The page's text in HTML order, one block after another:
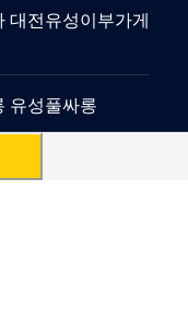
대전유성이부가게
유성풀싸롱